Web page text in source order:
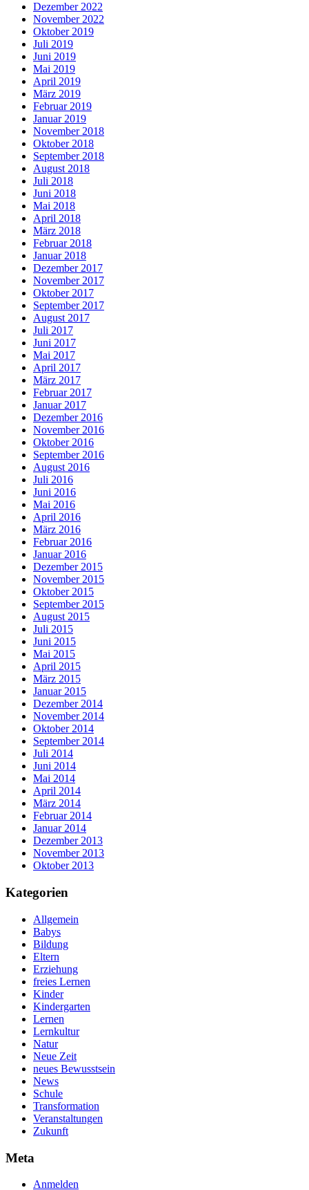
Dezember 2022
November 2022
Oktober 2019
Juli 2019
Juni 2019
Mai 2019
April 2019
März 2019
Februar 2019
Januar 2019
November 2018
Oktober 2018
September 2018
August 2018
Juli 2018
Juni 2018
Mai 2018
April 2018
März 2018
Februar 2018
Januar 2018
Dezember 2017
November 2017
Oktober 2017
September 2017
August 2017
Juli 2017
Juni 2017
Mai 2017
April 2017
März 2017
Februar 2017
Januar 2017
Dezember 2016
November 2016
Oktober 2016
September 2016
August 2016
Juli 2016
Juni 2016
Mai 2016
April 2016
März 2016
Februar 2016
Januar 2016
Dezember 2015
November 2015
Oktober 2015
September 2015
August 2015
Juli 2015
Juni 2015
Mai 2015
April 2015
März 2015
Januar 2015
Dezember 2014
November 2014
Oktober 2014
September 2014
Juli 2014
Juni 2014
Mai 2014
April 2014
März 2014
Februar 2014
Januar 2014
Dezember 2013
November 2013
Oktober 2013
Kategorien
Allgemein
Babys
Bildung
Eltern
Erziehung
freies Lernen
Kinder
Kindergarten
Lernen
Lernkultur
Natur
Neue Zeit
neues Bewusstsein
News
Schule
Transformation
Veranstaltungen
Zukunft
Meta
Anmelden